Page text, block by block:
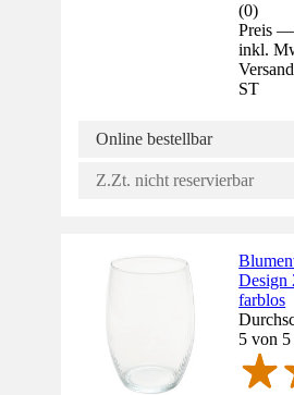
(0)
Preis —
inkl.
ST
Online bestellbar
Z.Zt. nicht reservierbar
Design
farblos
5 von